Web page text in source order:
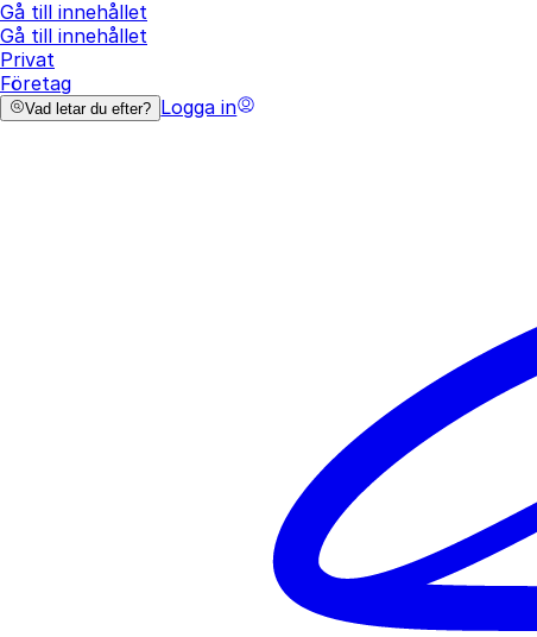
Gå till innehållet
Gå till innehållet
Privat
Företag
Vad letar du efter? Logga in